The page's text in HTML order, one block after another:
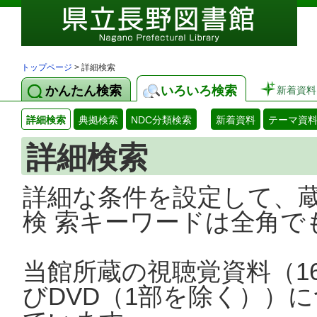
トップページ > 詳細検索
かんたん検索 いろいろ検索 新着資料
詳細検索 典拠検索 NDC分類検索 新着資料 テーマ資料
詳細検索
詳細な条件を設定して、
検 索キーワードは全角
当館所蔵の視聴覚資料（
びDVD（1部を除く））